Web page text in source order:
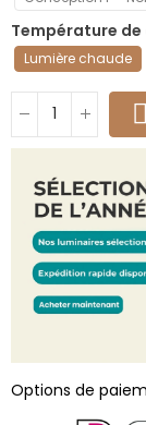
Température
Lumière chaude
Options de